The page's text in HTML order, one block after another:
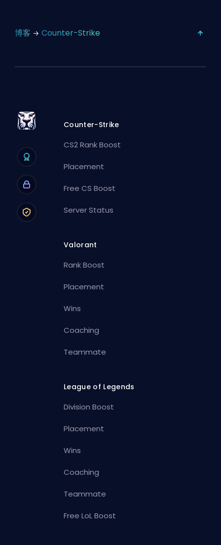
博客 Counter-Strike
Counter-Strike
CS2 Rank Boost
Placement
Free CS Boost
Server Status
Valorant
Rank Boost
Placement
Wins
Coaching
Teammate
League of Legends
Division Boost
Placement
Wins
Coaching
Teammate
Free LoL Boost